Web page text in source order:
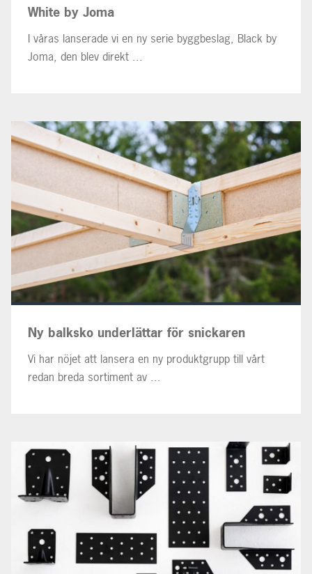
White by Joma
I våras lanserade vi en ny serie byggbeslag, Black by
Joma, den blev direkt ...
Ny balksko underlättar för snickaren
Vi har nöjet att lansera en ny produktgrupp till vårt
redan breda sortiment av ...